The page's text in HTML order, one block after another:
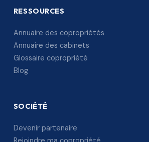
RESSOURCES
Annuaire des copropriétés
Annuaire des cabinets
Glossaire copropriété
Blog
SOCIÉTÉ
Devenir partenaire